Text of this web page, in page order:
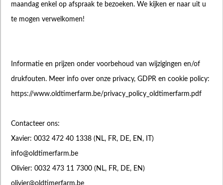
maandag enkel op afspraak te bezoeken. We kijken er naar uit u
te mogen verwelkomen!
Informatie en prijzen onder voorbehoud van wijzigingen en/of
drukfouten. Meer info over onze privacy, GDPR en cookie policy:
https://www.oldtimerfarm.be/privacy_policy_oldtimerfarm.pdf
Contacteer ons:
Xavier: 0032 472 40 1338 (NL, FR, DE, EN, IT)
info@oldtimerfarm.be
Olivier: 0032 473 11 7300 (NL, FR, DE, EN)
olivier@oldtimerfarm.be